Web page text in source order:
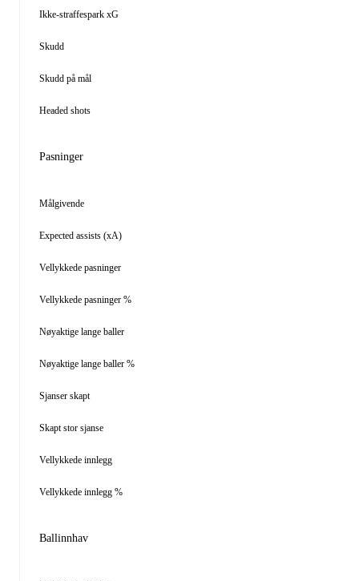
Ikke-straffespark xG
Skudd
Skudd på mål
Headed shots
Pasninger
Målgivende
Expected assists (xA)
Vellykkede pasninger
Vellykkede pasninger %
Nøyaktige lange baller
Nøyaktige lange baller %
Sjanser skapt
Skapt stor sjanse
Vellykkede innlegg
Vellykkede innlegg %
Ballinnhav